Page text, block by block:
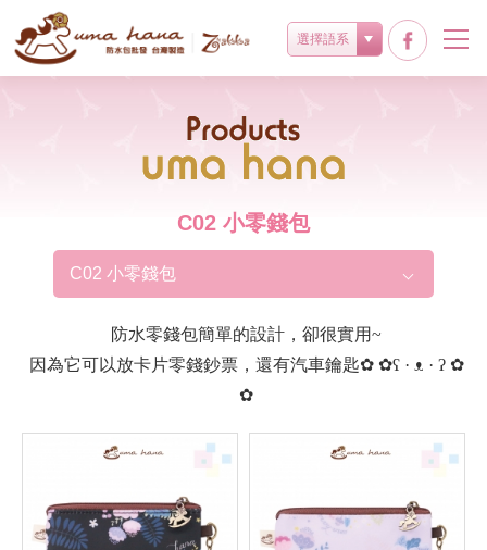
選擇語系
Products
C02 小零錢包
C02 小零錢包
防水零錢包簡單的設計，卻很實用~
因為它可以放卡片零錢鈔票，還有汽車鑰匙✿ ✿ʕ · ᴥ · ʔ ✿
✿